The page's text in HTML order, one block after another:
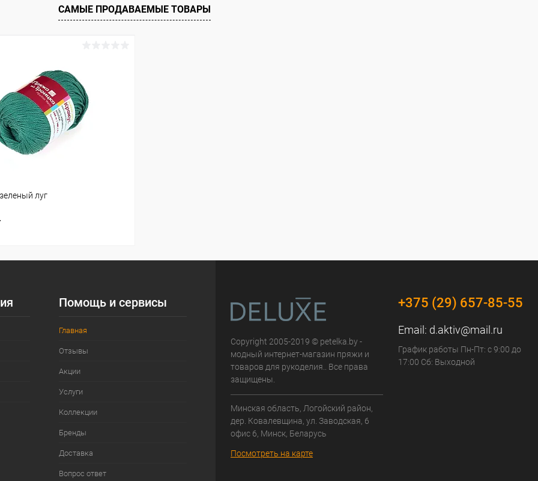
САМЫЕ ПРОДАВАЕМЫЕ ТОВАРЫ
луг
Помощь и сервисы
Главная
Отзывы
Акции
Услуги
Коллекции
Бренды
Доставка
Вопрос ответ
Copyright 2005-2019 © petelka.by -
модный интернет-магазин пряжи и
товаров для рукоделия.. Все права
защищены.
Минская область, Логойский район,
дер. Ковалевщина, ул. Заводская, 6
офис 6, Минск, Беларусь
Посмотреть на карте
+375 (29) 657-85-55
Email: d.aktiv@mail.ru
График работы Пн-Пт: с 9:00 до
17:00 Сб: Выходной